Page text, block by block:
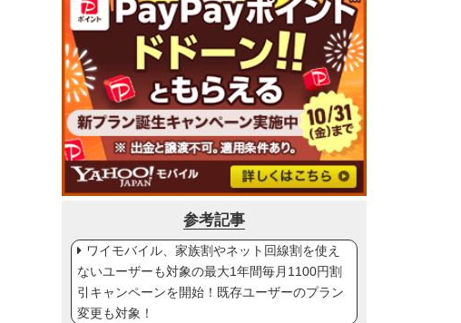
参考記事
ワイモバイル、家族割やネット回線割を使え
ないユーザーも対象の最大1年間毎月1100円割
引キャンペーンを開始！既存ユーザーのプラン
変更も対象！